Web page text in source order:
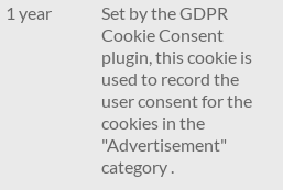
1 year
Set by the GDPR
Cookie Consent
plugin, this cookie is
used to record the
user consent for the
cookies in the
"Advertisement"
category .